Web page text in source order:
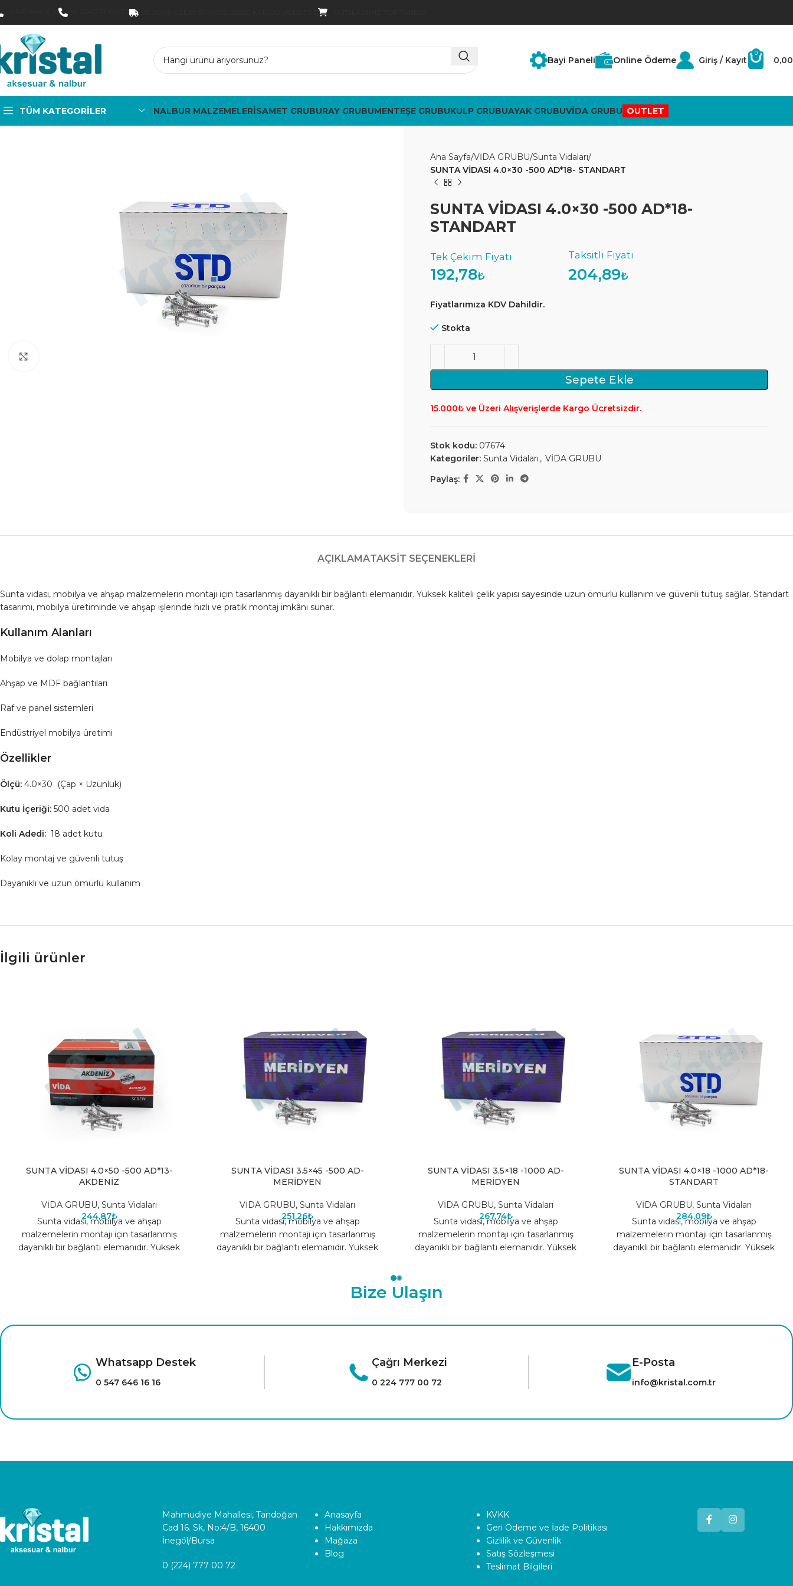
Bayi Paneli Online Ödeme Giriş / Kayıt
0
0,00
TÜM KATEGORILER NALBUR MALZEMELERİSAMET GRUBURAY GRUBUMENTEŞE GRUBUKULP GRUBUAYAK GRUBUVİDA GRUBU OUTLET
Ana Sayfa VİDA GRUBU Sunta Vidaları
SUNTA VİDASI 4.0×30 -500 AD*18- STANDART
SUNTA VİDASI 4.0×30 -500 AD*18-
STANDART
192,78₺ 204,89₺
Fiyatlarımıza KDV Dahildir.
Stokta
Sepete Ekle
15.000₺ ve Üzeri Alışverişlerde Kargo Ücretsizdir.
Stok kodu: 07674
Kategoriler: Sunta Vidaları , VİDA GRUBU
Paylaş:
AÇIKLAMATAKSIT SEÇENEKLERI
Sunta vidası, mobilya ve ahşap malzemelerin montajı için tasarlanmış dayanıklı bir bağlantı elemanıdır. Yüksek kaliteli çelik yapısı sayesinde uzun ömürlü kullanım ve güvenli tutuş sağlar. Standart
tasarımı, mobilya üretiminde ve ahşap işlerinde hızlı ve pratik montaj imkânı sunar.
Kullanım Alanları
Mobilya ve dolap montajları
Ahşap ve MDF bağlantıları
Raf ve panel sistemleri
Endüstriyel mobilya üretimi
Özellikler
Ölçü: 4.0×30 (Çap × Uzunluk)
Kutu İçeriği: 500 adet vida
Koli Adedi: 18 adet kutu
Kolay montaj ve güvenli tutuş
Dayanıklı ve uzun ömürlü kullanım
İlgili ürünler
SUNTA VİDASI 4.0×50 -500 AD*13-
AKDENİZ
VİDA GRUBU, Sunta Vidaları
244,87₺
Sunta vidası, mobilya ve ahşap
malzemelerin montajı için tasarlanmış
dayanıklı bir bağlantı elemanıdır. Yüksek
SUNTA VİDASI 3.5×45 -500 AD-
MERİDYEN
VİDA GRUBU, Sunta Vidaları
251,26₺
Sunta vidası, mobilya ve ahşap
malzemelerin montajı için tasarlanmış
dayanıklı bir bağlantı elemanıdır. Yüksek
SUNTA VİDASI 3.5×18 -1000 AD-
MERİDYEN
VİDA GRUBU, Sunta Vidaları
267,74₺
Sunta vidası, mobilya ve ahşap
malzemelerin montajı için tasarlanmış
dayanıklı bir bağlantı elemanıdır. Yüksek
SUNTA VİDASI 4.0×18 -1000 AD*18-
STANDART
VİDA GRUBU, Sunta Vidaları
284,09₺
Sunta vidası, mobilya ve ahşap
malzemelerin montajı için tasarlanmış
dayanıklı bir bağlantı elemanıdır. Yüksek
Bize Ulaşın
Whatsapp Destek
0 547 646 16 16
Çağrı Merkezi
0 224 777 00 72
E-Posta
info@kristal.com.tr
Mahmudiye Mahallesi, Tandoğan
Cad 16. Sk, No:4/B, 16400
İnegöl/Bursa
0 (224) 777 00 72
Anasayfa
Hakkımızda
Mağaza
Blog
KVKK
Geri Ödeme ve İade Politikası
Gizlilik ve Güvenlik
Satış Sözleşmesi
Teslimat Bilgileri